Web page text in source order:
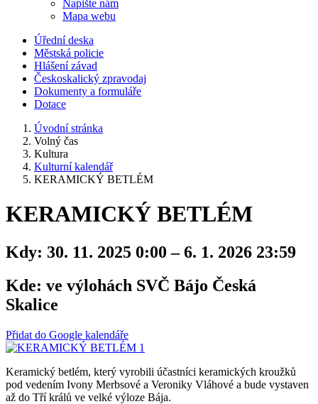
Napište nám
Mapa webu
Úřední deska
Městská policie
Hlášení závad
Českoskalický zpravodaj
Dokumenty a formuláře
Dotace
Úvodní stránka
Volný čas
Kultura
Kulturní kalendář
KERAMICKÝ BETLÉM
KERAMICKÝ BETLÉM
Kdy: 30. 11. 2025 0:00 – 6. 1. 2026 23:59
Kde: ve výlohách SVČ Bájo Česká
Skalice
Přidat do Google kalendáře
Keramický betlém, který vyrobili účastníci keramických kroužků
pod vedením Ivony Merbsové a Veroniky Vláhové a bude vystaven
až do Tří králů ve velké výloze Bája.